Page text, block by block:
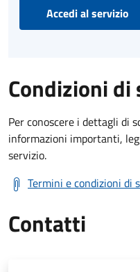
Accedi al servizio
Condizioni di
Per conoscere i dettagli di
informazioni importanti,
servizio.
Termini e condizioni di
Contatti